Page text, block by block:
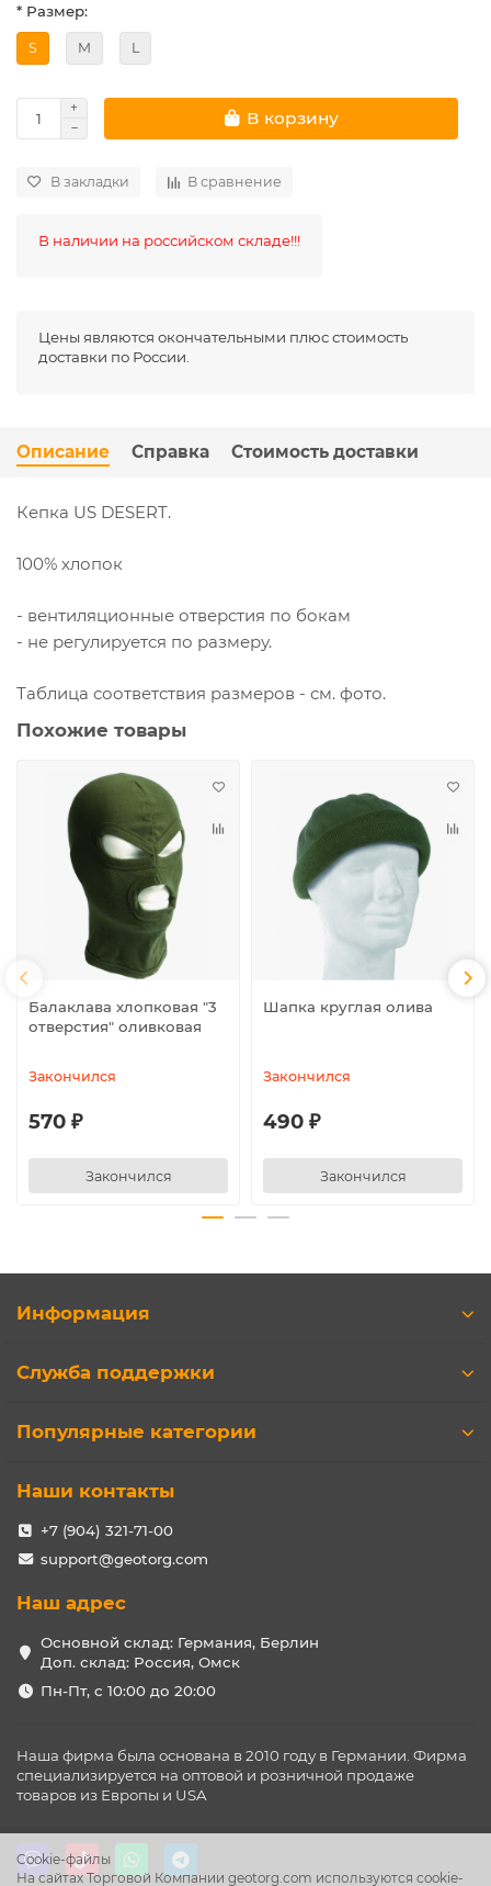
* Размер:
S M L
В корзину
В закладки В сравнение
В наличии на российском складе!!!
Цены являются окончательными плюс стоимость
доставки по России.
Описание Справка Стоимость доставки
Кепка US DESERT.
100% хлопок
- вентиляционные отверстия по бокам
- не регулируется по размеру.
Таблица соответствия размеров - см. фото.
Похожие товары
Балаклава хлопковая "3
отверстия" оливковая
Закончился
570 ₽
Закончился
Шапка круглая олива
Закончился
490 ₽
Закончился
Cookie-файлы
На сайтах Торговой Компании geotorg.com используются cookie-
Информация
Служба поддержки
Популярные категории
Наши контакты
+7 (904) 321-71-00
support@geotorg.com
Наш адрес
Основной склад: Германия, Берлин
Доп. склад: Россия, Омск
Пн-Пт, с 10:00 до 20:00
Наша фирма была основана в 2010 году в Германии. Фирма
специализируется на оптовой и розничной продаже
товаров из Европы и USA